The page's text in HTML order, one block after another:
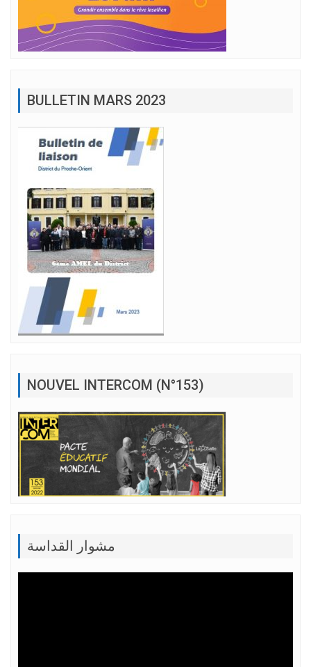
BULLETIN MARS 2023
NOUVEL INTERCOM (N°153)
مشوار القداسة